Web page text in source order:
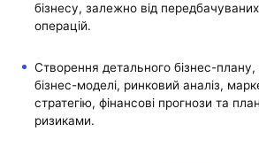
бізнесу, залежно від
операцій.
Створення детального бізнес-
бізнес-моделі, ринковий аналіз,
стратегію, фінансові прогнози та
ризиками.